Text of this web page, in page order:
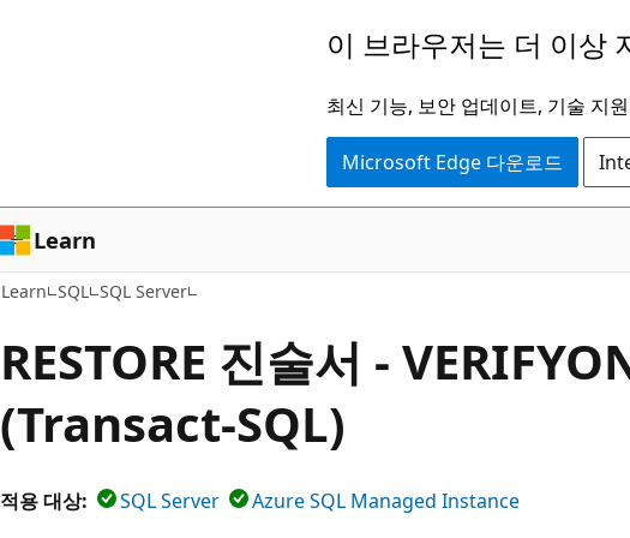
로
건
너
뛰
이 브라우저는 더 이상
최신 기능, 보안 업데이트, 기술 지
Microsoft Edge 다운로드
Learn
Learn SQL SQL Server
RESTORE 진술서 -
(Transact-SQL)
적용 대상: SQL Server Azure SQL Managed Instance